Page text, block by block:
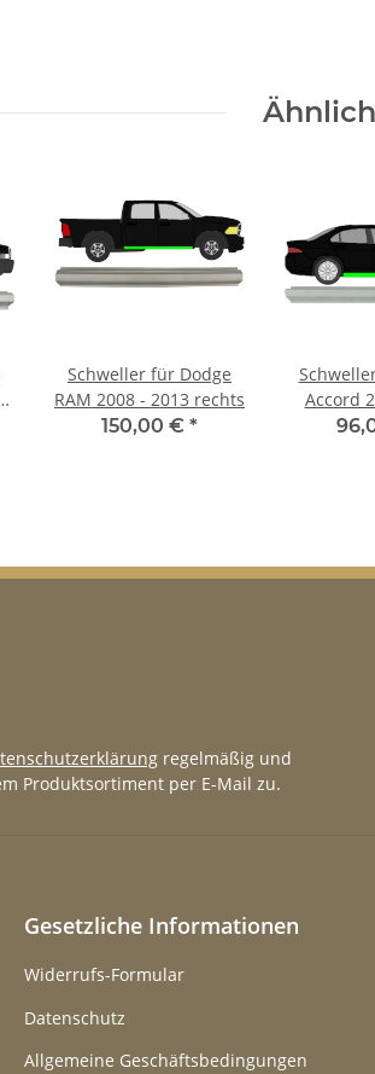
Schweller für Dodge
RAM 2008 - 2013 rechts
150,00 € *
Accord
regelmäßig und
Produktsortiment per E-Mail zu.
Gesetzliche Informationen
Widerrufs-Formular
Datenschutz
Allgemeine Geschäftsbedingungen